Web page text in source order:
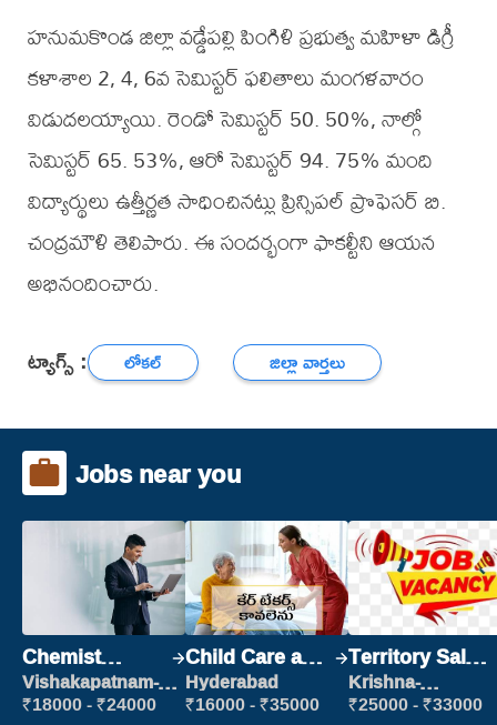
హనుమకొండ జిల్లా వడ్డేపల్లి పింగిళి ప్రభుత్వ మహిళా డిగ్రీ
కళాశాల 2, 4, 6వ సెమిస్టర్ ఫలితాలు మంగళవారం
విడుదలయ్యాయి. రెండో సెమిస్టర్ 50. 50%, నాల్గో
సెమిస్టర్ 65. 53%, ఆరో సెమిస్టర్ 94. 75% మంది
విద్యార్థులు ఉత్తీర్ణత సాధించినట్లు ప్రిన్సిపల్ ప్రొఫెసర్ బి.
చంద్రమౌళి తెలిపారు. ఈ సందర్భంగా ఫాకల్టీని ఆయన
అభినందించారు.
ట్యాగ్స్ : లోకల్ జిల్లా వార్తలు
Jobs near you
Chemist
Production
Executive
Vishakapatnam-
new
₹18000 - ₹24000
Child Care and
Patient care
Hyderabad
₹16000 - ₹35000
Territory Sales
Manager
Krishna-
vijayawada
₹25000 - ₹33000